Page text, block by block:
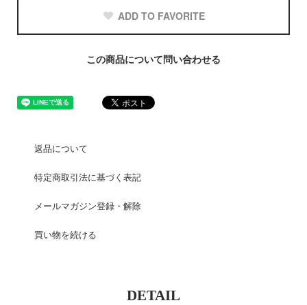
ADD TO FAVORITE
この商品について問い合わせる
返品について
特定商取引法に基づく表記
メールマガジン登録・解除
買い物を続ける
DETAIL